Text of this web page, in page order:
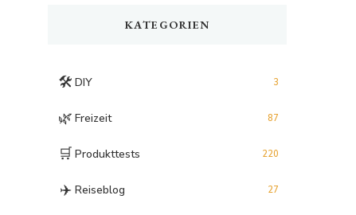
KATEGORIEN
🛠️ DIY 3
🌿 Freizeit 87
🛒 Produkttests 220
✈️ Reiseblog 27